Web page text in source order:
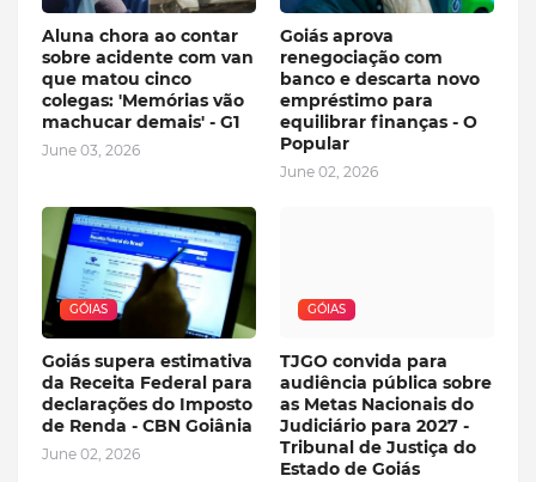
Aluna chora ao contar
sobre acidente com van
que matou cinco
colegas: 'Memórias vão
machucar demais' - G1
June 03, 2026
Goiás aprova
renegociação com
banco e descarta novo
empréstimo para
equilibrar finanças - O
Popular
June 02, 2026
GÓIAS
Goiás supera estimativa
da Receita Federal para
declarações do Imposto
de Renda - CBN Goiânia
June 02, 2026
GÓIAS
TJGO convida para
audiência pública sobre
as Metas Nacionais do
Judiciário para 2027 -
Tribunal de Justiça do
Estado de Goiás